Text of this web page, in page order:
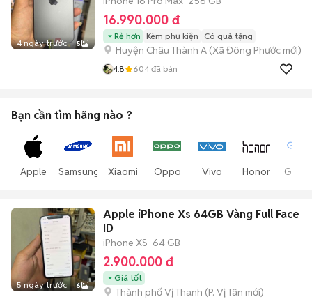
4 ngày trước 5
16.990.000 đ
Rẻ hơn Kèm phụ kiện Có quà tặng
Huyện Châu Thành A (Xã Đông Phước mới)
4.8 604 đã bán
Bạn cần tìm hãng nào ?
Apple Samsung Xiaomi Oppo Vivo Honor
5 ngày trước 6
Apple iPhone Xs 64GB Vàng Full Face
ID
iPhone XS 64 GB
2.900.000 đ
Giá tốt
Thành phố Vị Thanh (P. Vị Tân mới)